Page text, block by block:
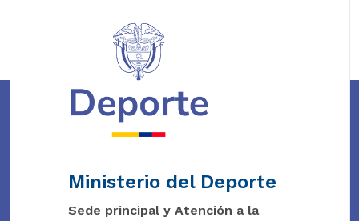
Ministerio del Deporte
Sede principal y Atención a la